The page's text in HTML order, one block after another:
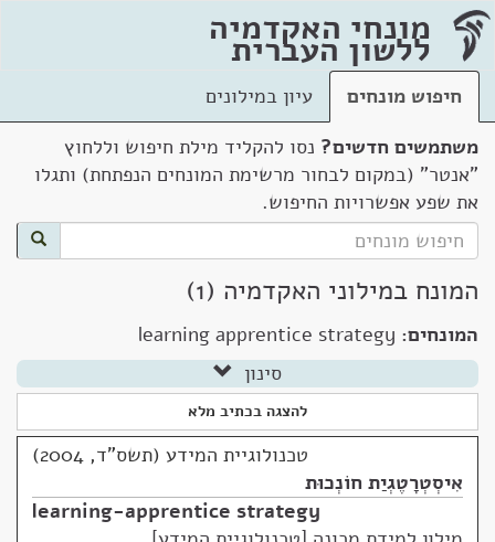
מונחי האקדמיה
ללשון העברית
חיפוש מונחים
עיון במילונים
משתמשים חדשים? נסו להקליד מילת חיפוש וללחוץ
"אנטר" (במקום לבחור מרשימת המונחים הנפתחת) ותגלו
את שפע אפשרויות החיפוש.
המונח במילוני האקדמיה (1)
המונחים: learning apprentice strategy
סינון
להצגה בכתיב מלא
טכנולוגיית המידע (תשס"ד, 2004)
אִיסְטְרָטֶגְיַת חוֹנְכוּת
learning-apprentice strategy